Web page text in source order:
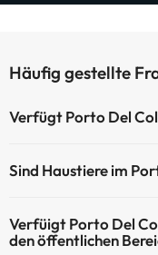
Häufig gestellte
Verfügt Porto Del
Sind Haustiere im
Verfüigt Porto Del
den öffentlichen